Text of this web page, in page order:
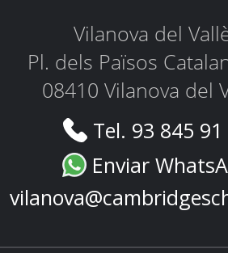
Vilanova del
Pl. dels Països
08410 Vilanova del
Tel. 93 845
Enviar